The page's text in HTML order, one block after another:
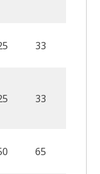
33
33
65